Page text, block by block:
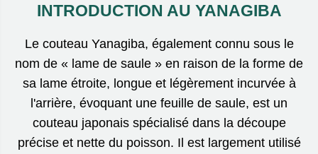
INTRODUCTION AU YANAGIBA
Le couteau Yanagiba, également connu sous le
nom de « lame de saule » en raison de la forme de
sa lame étroite, longue et légèrement incurvée à
l'arrière, évoquant une feuille de saule, est un
couteau japonais spécialisé dans la découpe
précise et nette du poisson. Il est largement utilisé